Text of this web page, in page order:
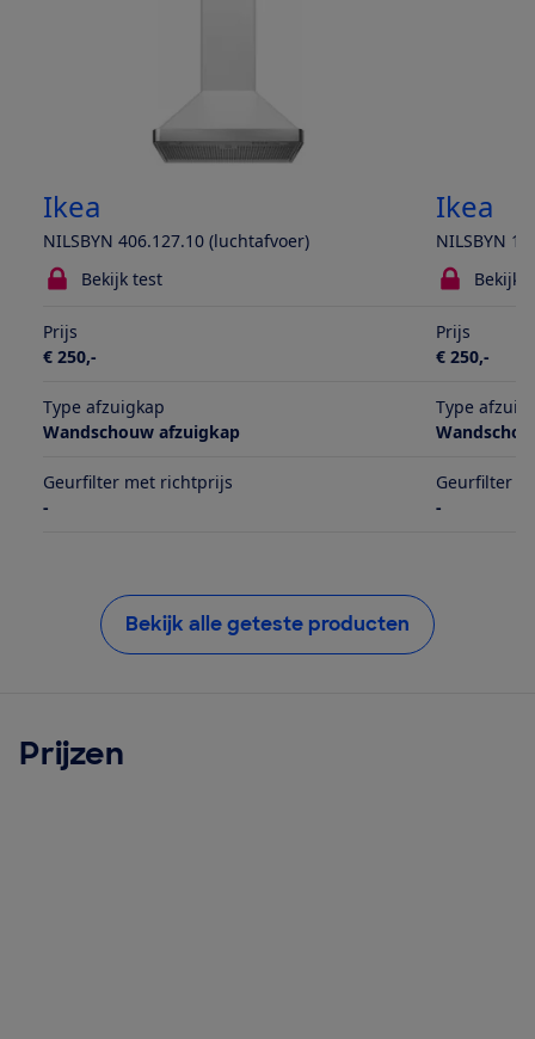
Ikea
NILSBYN 406.127.10 (luchtafvoer)
Ikea
NILSBYN
Bekijk test
Bekijk
Prijs
€ 250,-
Prijs
€ 250,-
Type afzuigkap
Wandschouw afzuigkap
Type
Geurfilter met richtprijs
-
Geurfilter
-
Bekijk alle geteste producten
Prijzen